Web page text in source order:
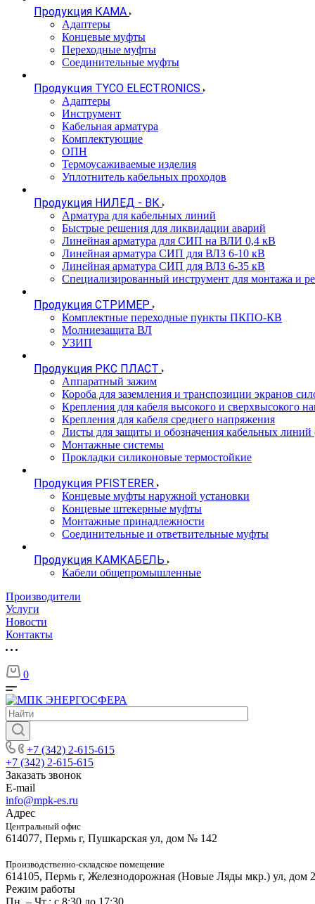
Продукция КАМА
Адаптеры
Концевые муфты
Переходные муфты
Соединительные муфты
Продукция TYCO ELECTRONICS
Адаптеры
Инструмент
Кабельная арматура
Комплектующие
ОПН
Термоусаживаемые изделия
Уплотнитель кабельных проходов
Продукция НИЛЕД - ВК
Арматура для кабельных линий
Быстрые решения для ликвидации аварий
Линейная арматура для СИП на ВЛИ 0,4 кВ
Линейная арматура СИП для ВЛЗ 6-10 кВ
Линейная арматура СИП для ВЛЗ 6-35 кВ
Специализированный инструмент для монтажа и
Продукция СТРИМЕР
Комплектные переходные пункты ПКПО-КВ
Молниезащита ВЛ
УЗИП
Продукция РКС ПЛАСТ
Аппаратный зажим
Короба для заземления и транспозиции экранов
Крепления для кабеля высокого и сверхвысокого
Крепления для кабеля среднего напряжения
Листы для защиты и обозначения кабельных
Монтажные системы
Прокладки силиконовые термостойкие
Продукция PFISTERER
Концевые муфты наружной установки
Концевые штекерные муфты
Монтажные принадлежности
Соединительные и ответвительные муфты
Продукция КАМКАБЕЛЬ
Кабели общепромышленные
Производители
Услуги
Новости
Контакты
0
+7 (342) 2-615-615
+7 (342) 2-615-615
Заказать звонок
E-mail
info@mpk-es.ru
Адрес
Центральный офис
614077, Пермь г, Пушкарская ул, дом № 142
Производственно-складское помещение
614105, Пермь г, Железнодорожная (Новые Ляды мкр.) ул, дом
Режим работы
Пн. – Чт.: с 8:30 до 17:30